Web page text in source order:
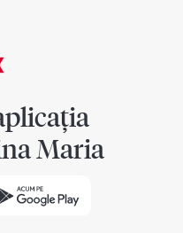
Maria